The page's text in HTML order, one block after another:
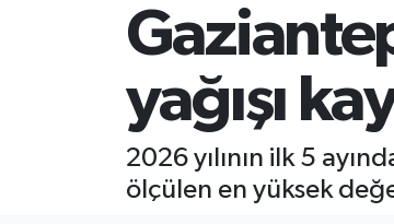
yağışı
2026 yılının ilk 5
ölçülen en yüksek
Röportaj
Foto Galeri
Bilim & Teknoloji
Diyarbakır Namaz Vakitleri
Diyarbakır Trafik Yoğunluk Haritası
Tüm Manşetler